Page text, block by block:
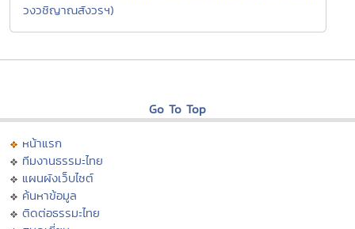
วงวชิญาณสังวรฯ)
Go To Top
หน้าแรก
ทีมงานธรรมะไทย
แผนผังเว็บไซต์
ค้นหาข้อมูล
ติดต่อธรรมะไทย